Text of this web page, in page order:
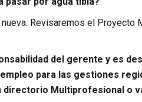
Revisaremos el
del gerente y es
para las gestiones
directorio Multiprofesional o